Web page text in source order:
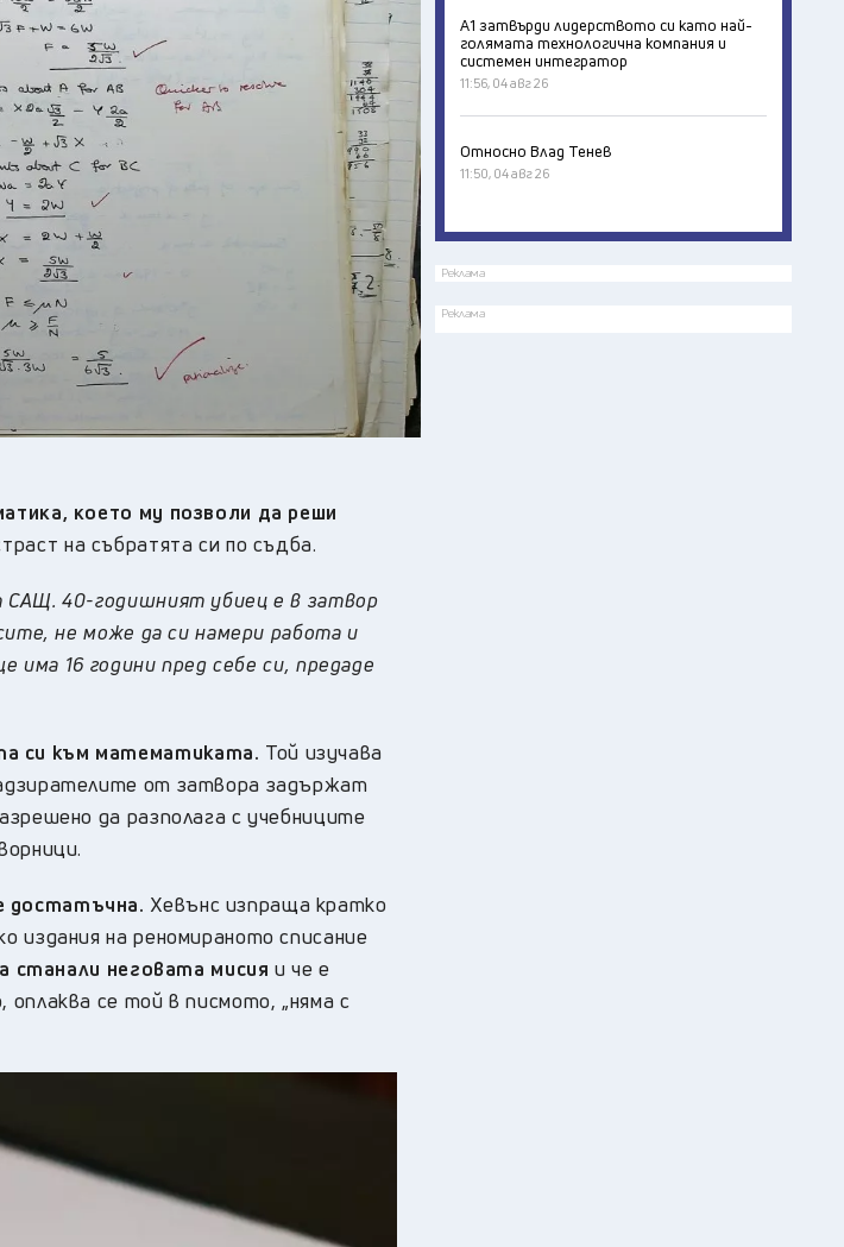
което му позволи да реши
на събратята си по съдба.
САЩ. 40-годишният убиец е в затвор
не може да си намери работа и
има 16 години пред себе си, предаде
си към математиката. Той изучава
от затвора задържат
да разполага с учебниците
достатъчна. Хевънс изпраща кратко
издания на реномираното списание
станали неговата мисия и че е
се той в писмото, „няма с
А1 затвърди лидерството си като най-
голямата технологична компания и
системен интегратор
11:56, 04 авг 26
Относно Влад Тенев
11:50, 04 авг 26
Реклама
Реклама